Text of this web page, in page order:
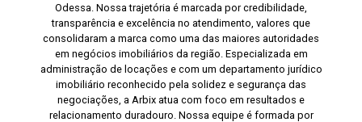
Odessa. Nossa trajetória é marcada por credibilidade,
transparência e excelência no atendimento, valores que
consolidaram a marca como uma das maiores autoridades
em negócios imobiliários da região. Especializada em
administração de locações e com um departamento jurídico
imobiliário reconhecido pela solidez e segurança das
negociações, a Arbix atua com foco em resultados e
relacionamento duradouro. Nossa equipe é formada por